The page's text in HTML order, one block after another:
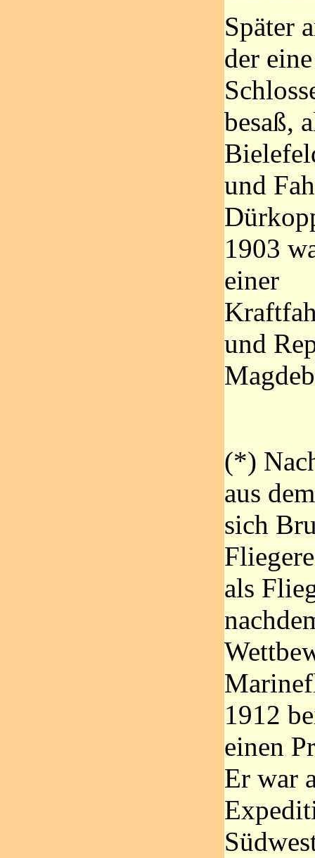
Später
der eine
besaß,
und
1903
einer
und
(*)
aus
sich
als
1912
einen
Er war